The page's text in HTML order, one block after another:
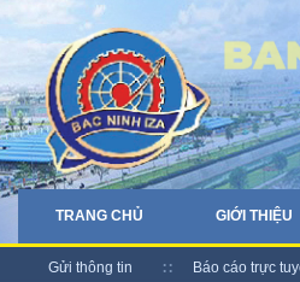
TRANG CHỦ GIỚI THIỆU
Gửi thông tin Báo cáo trực